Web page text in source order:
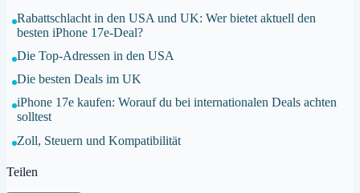
Rabattschlacht in den USA und UK: Wer bietet aktuell den
besten iPhone 17e-Deal?
Die Top-Adressen in den USA
Die besten Deals im UK
iPhone 17e kaufen: Worauf du bei internationalen Deals achten
solltest
Zoll, Steuern und Kompatibilität
Teilen